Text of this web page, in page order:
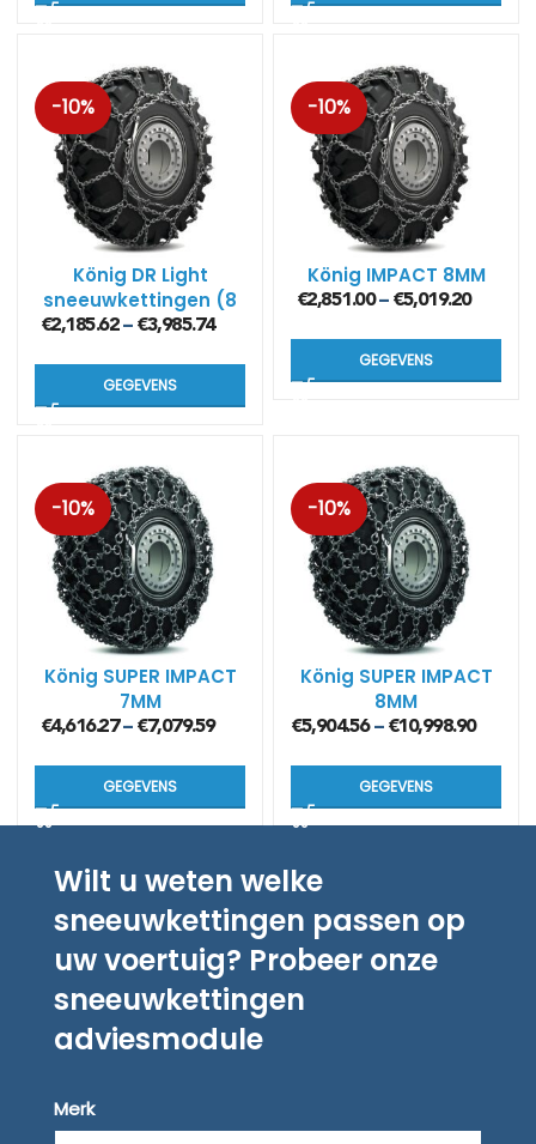
-10%
König DR Light
sneeuwkettingen (8
mm)
€2,185.62– €3,985.74
GEGEVENS
-10%
König IMPACT 8MM
€2,851.00– €5,019.20
GEGEVENS
-10%
König SUPER IMPACT
7MM
€4,616.27– €7,079.59
GEGEVENS
-10%
König SUPER IMPACT
8MM
€5,904.56– €10,998.90
GEGEVENS
Wilt u weten welke
sneeuwkettingen passen op
uw voertuig? Probeer onze
sneeuwkettingen
adviesmodule
Merk